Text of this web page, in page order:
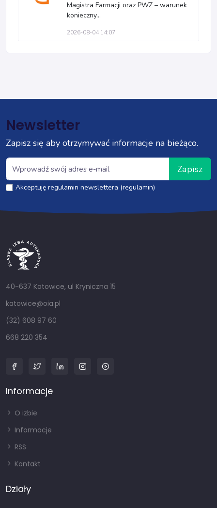
Magistra Farmacji oraz PWZ – warunek
konieczny...
2026-08-04 14:07
Newsletter
Zapisz się aby otrzymywać informacje na bieżąco.
Zapisz
Akceptuję regulamin newslettera (regulamin)
40-637 Katowice, ul Kryniczna 15
katowice@oia.pl
(32) 608 97 60
668 220 354
Informacje
O izbie
Informacje
RSS
Kontakt
Działy